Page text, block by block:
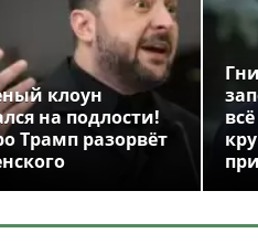
клоун
на подлости!
Трамп разорвёт